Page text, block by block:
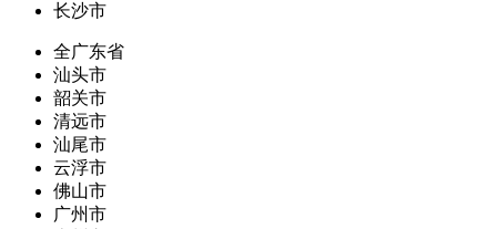
长沙市
全广东省
汕头市
韶关市
清远市
汕尾市
云浮市
佛山市
广州市